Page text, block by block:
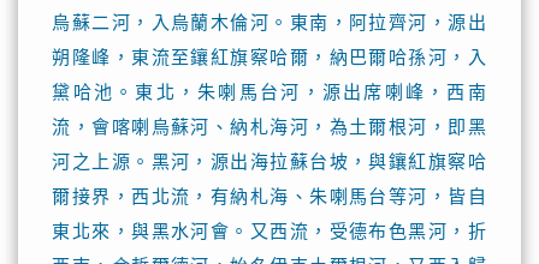
烏蘇二河，入烏蘭木倫河。東南，阿拉齊河，源出
朔隆峰，東流至鑲紅旗察哈爾，納巴爾哈孫河，入
黛哈池。東北，朱喇馬台河，源出席喇峰，西南
流，會喀喇烏蘇河、納札海河，為土爾根河，即黑
河之上源。黑河，源出海拉蘇台坡，與鑲紅旗察哈
爾接界，西北流，有納札海、朱喇馬台等河，皆自
東北來，與黑水河會。又西流，受德布色黑河，折